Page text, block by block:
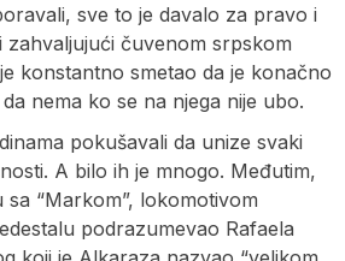
sve to je davalo za pravo i
zahvaljujući čuvenom srpskom
konstantno smetao da je konačno
nema ko se na njega nije ubo.
pokušavali da unize svaki
A bilo ih je mnogo. Međutim,
“Markom”, lokomotivom
podrazumevao Rafaela